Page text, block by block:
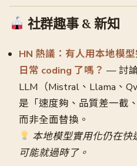
社群趣事 & 新知
HN 熱議：有人用本地模
日常 coding 了嗎？ — 討
LLM（Mistral、Llama、
是「速度夠、品質差一截
而非全面替換。
本地模型實用化仍在
可能就過時了。